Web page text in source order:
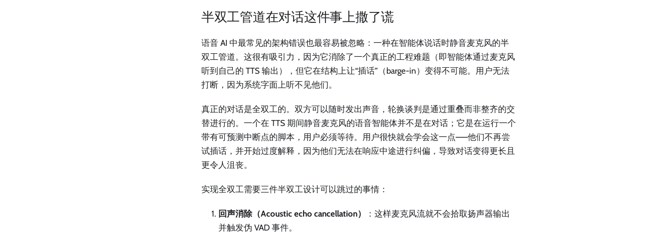
半双工管道在对话这件事上撒了谎
语音 AI 中最常见的架构错误也最容易被忽略：一种在智能体说话时静音麦克风的半
双工管道。这很有吸引力，因为它消除了一个真正的工程难题（即智能体通过麦克风
听到自己的 TTS 输出），但它在结构上让“插话”（barge-in）变得不可能。用户无法
打断，因为系统字面上听不见他们。
真正的对话是全双工的。双方可以随时发出声音，轮换谈判是通过重叠而非整齐的交
替进行的。一个在 TTS 期间静音麦克风的语音智能体并不是在对话；它是在运行一个
带有可预测中断点的脚本，用户必须等待。用户很快就会学会这一点——他们不再尝
试插话，并开始过度解释，因为他们无法在响应中途进行纠偏，导致对话变得更长且
更令人沮丧。
实现全双工需要三件半双工设计可以跳过的事情：
回声消除（Acoustic echo cancellation）
：这样麦克风流就不会拾取扬声器输出
并触发伪 VAD 事件。